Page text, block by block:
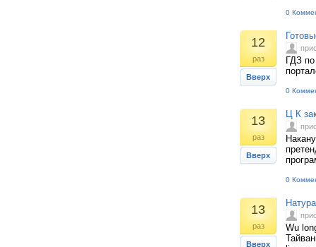
0
12
раз
Вверх
ГДЗ
0
13
раз
Вверх
Ц К
0
13
раз
Вверх
Wu